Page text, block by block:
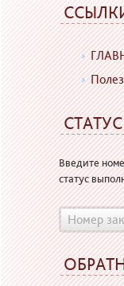
Введите
статус